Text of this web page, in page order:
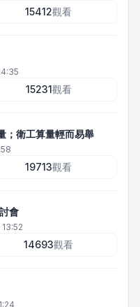
15412觀看
15231觀看
；衛工算量輕而易舉
19713觀看
會
14693觀看